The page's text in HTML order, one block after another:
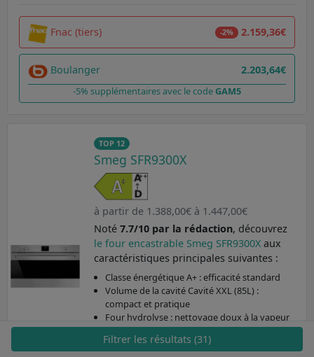
Fnac (tiers) -2% 2.159,36€
Boulanger 2.203,64€
-5% supplémentaires avec le codeGAM5
TOP 12
Smeg SFR9300X
à partir de 1.388,00€ à 1.447,00€
Noté 7.7/10 par la rédaction, découvrez
le four encastrable Smeg SFR9300X aux
caractéristiques principales suivantes :
Classe énergétique A+ : efficacité standard
Volume de la cavité Cavité XXL (85L) :
compact et pratique
Four hydrolyse : nettoyage doux à la vapeur
Four à chaleur tournante : cuisson rapide et
uniforme
Filtrer les résultats (31)